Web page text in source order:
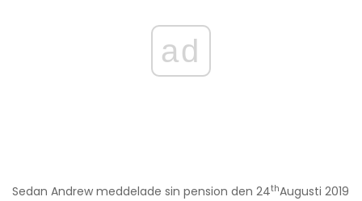
ad
Sedan Andrew meddelade sin pension den 24thAugusti 2019